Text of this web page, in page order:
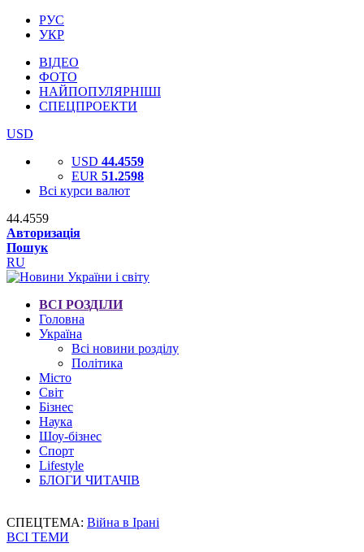
РУС
УКР
ВІДЕО
ФОТО
НАЙПОПУЛЯРНІШІ
СПЕЦПРОЕКТИ
USD
USD 44.4559
EUR 51.2598
Всі курси валют
44.4559
Авторизація
Пошук
RU
ВСІ РОЗДІЛИ
Головна
Україна
Всі новини розділу
Політика
Місто
Світ
Бізнес
Наука
Шоу-бізнес
Спорт
Lifestyle
БЛОГИ ЧИТАЧІВ
СПЕЦТЕМА: Війна в Ірані
ВСІ ТЕМИ